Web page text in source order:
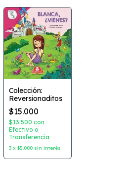
Colección:
Reversionaditos
$15.000
$13.500 con
Efectivo o
Transferencia
3 x $5.000 sin interés